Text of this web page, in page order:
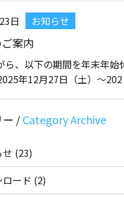
日 お知らせ
案内
ら、以下の期間を年末年始
年12月27日（土）～
ー /
せ (23)
ード (2)